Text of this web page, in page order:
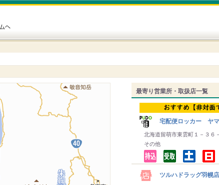
最寄り営業所・取扱店一覧
宅配便ロッカー ヤマ
北海道留萌市東雲町１－３６
その他
ツルハドラッグ羽幌店